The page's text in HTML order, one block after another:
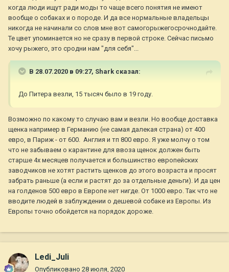
когда люди ищут ради моды то чаще всего понятия не имеют
вообще о собаках и о породе. И да все нормальные владельцы
никогда не начинали со слов мне вот самогорыжегосрочнодайте.
Те цвет упоминается но не сразу в первой строке. Сейчас письмо
хочу рыжего, это сродни нам "для себя"...
В 28.07.2020 в 09:27, Shark сказал:
До Питера везли, 15 тысяч было в 19 году.
Возможно по какому то случаю вам и везли. Но вообще доставка
щенка например в Германию (не самая далекая страна) от 400
евро, в Париж - от 600. Англия и тп 800 евро. Я уже молчу о том
что не забываем о карантине для ввоза щенок должен быть
старше 4х месяцев получается и большинство европейских
заводчиков не хотят растить щенков до этого возраста и просят
забрать раньше (а если и растят до за отдельные деньги). И да цен
на голденов 500 евро в Европе нет нигде. От 1000 евро. Так что не
вводите людей в заблуждении о дешевой собаке из Европы. Из
Европы точно обойдется на порядок дороже.
Ledi_Juli
Опубликовано 28 июля, 2020